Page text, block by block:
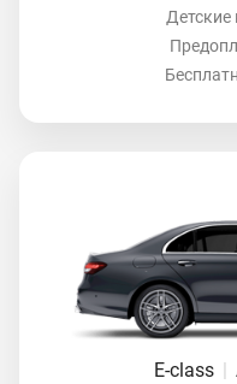
Детские
E-class |